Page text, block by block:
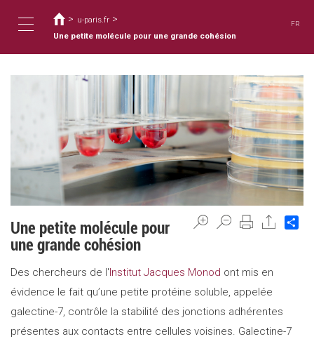
contenido
Toggle
navigation
está
aquí
> u-paris.fr >
Une petite molécule pour une grande cohésion
FR
Une petite molécule pour
une grande cohésion
Des chercheurs de l'Institut Jacques Monod ont mis en
évidence le fait qu’une petite protéine soluble, appelée
galectine-7, contrôle la stabilité des jonctions adhérentes
présentes aux contacts entre cellules voisines. Galectine-7